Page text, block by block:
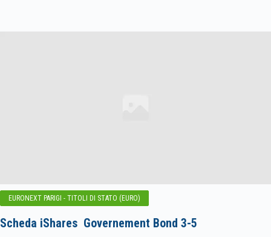
EURONEXT PARIGI - TITOLI DI STATO (EURO)
Scheda iShares  Governement Bond 3-5